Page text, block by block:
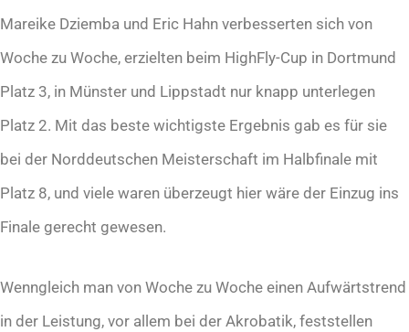
Mareike Dziemba und Eric Hahn verbesserten sich von
Woche zu Woche, erzielten beim HighFly-Cup in Dortmund
Platz 3, in Münster und Lippstadt nur knapp unterlegen
Platz 2. Mit das beste wichtigste Ergebnis gab es für sie
bei der Norddeutschen Meisterschaft im Halbfinale mit
Platz 8, und viele waren überzeugt hier wäre der Einzug ins
Finale gerecht gewesen.
Wenngleich man von Woche zu Woche einen Aufwärtstrend
in der Leistung, vor allem bei der Akrobatik, feststellen